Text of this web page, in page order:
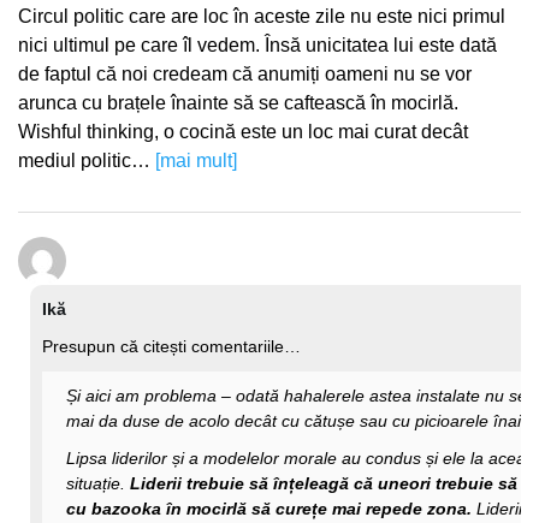
Circul politic care are loc în aceste zile nu este nici primul
nici ultimul pe care îl vedem. Însă unicitatea lui este dată
de faptul că noi credeam că anumiți oameni nu se vor
arunca cu brațele înainte să se caftească în mocirlă.
Wishful thinking, o cocină este un loc mai curat decât
mediul politic… [mai mult]
Ikă
Presupun că citești comentariile…
Și aici am problema – odată hahalerele astea instalate nu se
mai da duse de acolo decât cu cătușe sau cu picioarele
Lipsa liderilor și a modelelor morale au condus și ele la
situație. Liderii trebuie să înțeleagă că uneori trebuie să
cu bazooka în mocirlă să curețe mai repede zona. Liderii